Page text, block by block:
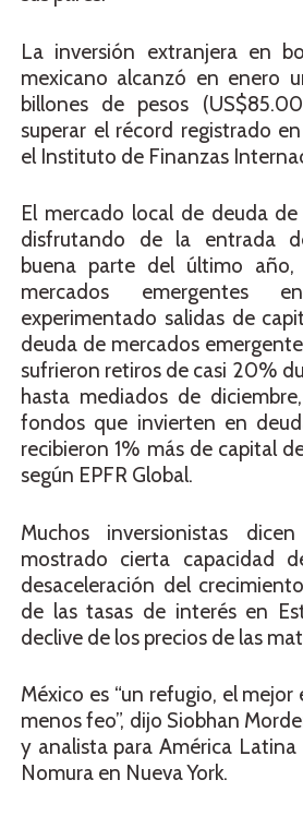
La inversión extranjera en
mexicano alcanzó en enero
billones de pesos
superar el récord registrado
el Instituto de Finanzas
El mercado local de deuda
disfrutando de la entrada
buena parte del último
mercados emergentes
experimentado salidas de
deuda de mercados
sufrieron retiros de casi 20%
hasta mediados de
fondos que invierten en
recibieron 1% más de capital
según EPFR Global.
Muchos inversionistas
mostrado cierta capacidad
desaceleración del
de las tasas de interés en
declive de los precios de las
México es “un refugio, el
menos feo”, dijo Siobhan
y analista para América
Nomura en Nueva York.